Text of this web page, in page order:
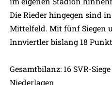
Die Rieder hingegen sind
Mittelfeld. Mit fünf Siegen
Innviertler bislang 18
Gesamtbilanz: 16 SVR-
Niederlagen